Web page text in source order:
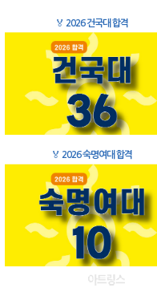
🏅 2026 건국대 합격
🏅 2026 숙명여대 합격